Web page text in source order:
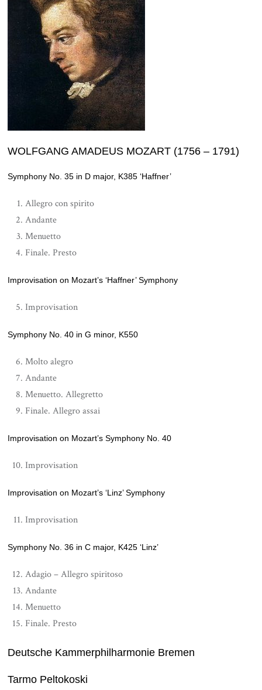
WOLFGANG AMADEUS MOZART (1756 – 1791)
Symphony No. 35 in D major, K385 ‘Haffner’
Allegro con spirito
Andante
Menuetto
Finale. Presto
Improvisation on Mozart’s ‘Haffner’ Symphony
Improvisation
Symphony No. 40 in G minor, K550
Molto alegro
Andante
Menuetto. Allegretto
Finale. Allegro assai
Improvisation on Mozart’s Symphony No. 40
Improvisation
Improvisation on Mozart’s ‘Linz’ Symphony
Improvisation
Symphony No. 36 in C major, K425 ‘Linz’
Adagio – Allegro spiritoso
Andante
Menuetto
Finale. Presto
Deutsche Kammerphilharmonie Bremen
Tarmo Peltokoski